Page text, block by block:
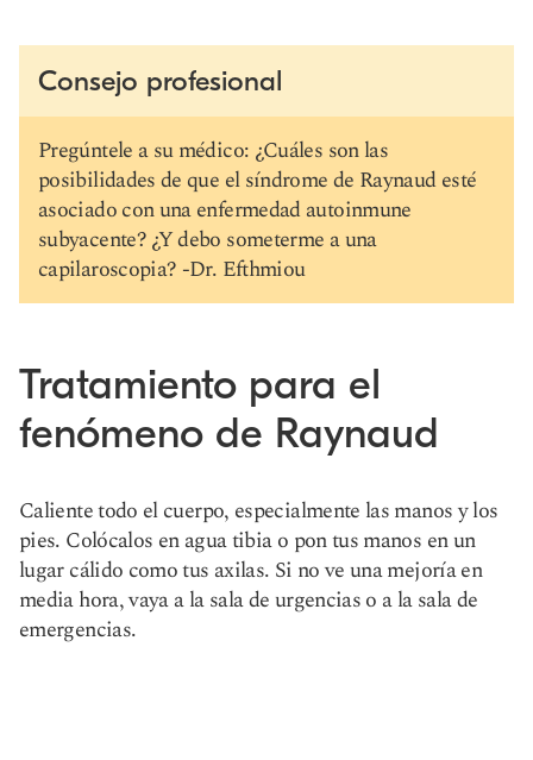
Consejo profesional
Pregúntele a su médico: ¿Cuáles son las
posibilidades de que el síndrome de Raynaud esté
asociado con una enfermedad autoinmune
subyacente? ¿Y debo someterme a una
capilaroscopia? -Dr. Efthmiou
Tratamiento para el
fenómeno de Raynaud
Caliente todo el cuerpo, especialmente las manos y los
pies. Colócalos en agua tibia o pon tus manos en un
lugar cálido como tus axilas. Si no ve una mejoría en
media hora, vaya a la sala de urgencias o a la sala de
emergencias.